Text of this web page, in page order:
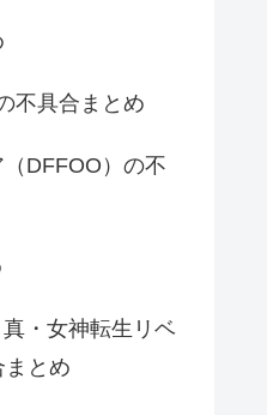
不具合まとめ
DFFOO）の不
・女神転生リベ
まとめ